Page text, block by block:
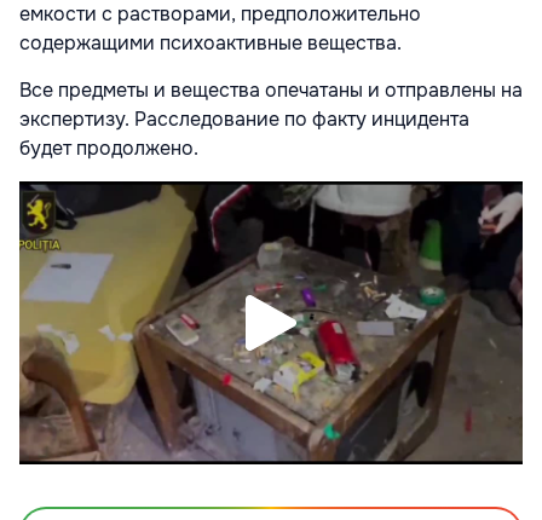
емкости с растворами, предположительно
содержащими психоактивные вещества.
Все предметы и вещества опечатаны и отправлены на
экспертизу. Расследование по факту инцидента
будет продолжено.